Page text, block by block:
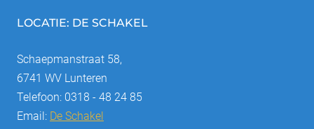
LOCATIE: DE SCHAKEL
Schaepmanstraat 58,
6741 WV Lunteren
Telefoon: 0318 - 48 24 85
Email: De Schakel